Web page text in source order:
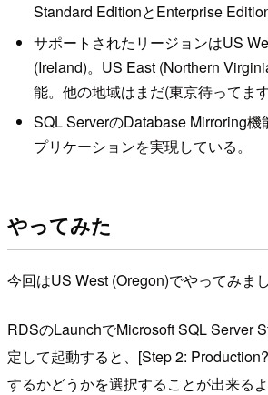
Standard EditionとEnterprise Edition
サポートされたリージョンはUS
(Ireland)。US East (Northern
能。他の地域はまだ(東京待ってま
SQL ServerのDatabase Mirroring機
プリケーションを実現している。
やってみた
今回はUS West (Oregon)でやってみまし
RDSのLaunchでMicrosoft SQL Server
定して起動すると、[Step 2:
するかどうかを選択することが出来る